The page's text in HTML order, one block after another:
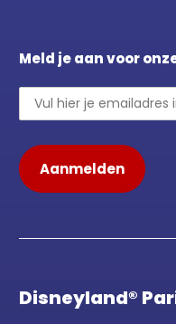
Meld je aan voor
Disneyland®